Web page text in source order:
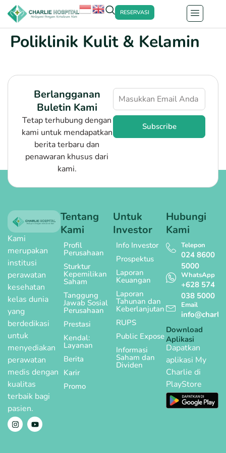
RESERVASI
Poliklinik Kulit & Kelamin
Berlangganan
Buletin Kami
Tetap terhubung dengan
kami untuk mendapatkan
berita terbaru dan
penawaran khusus dari
kami.
Subscribe
Kami
merupakan
institusi
perawatan
kesehatan
kelas dunia
yang
berdedikasi
untuk
menyediakan
perawatan
medis dengan
kualitas
terbaik bagi
pasien.
Tentang
Kami
Profil
Perusahaan
Sturktur
Kepemilikan
Saham
Tanggung
Jawab Sosial
Perusahaan
Prestasi
Kendal:
Layanan
Berita
Karir
Promo
Untuk
Investor
Info Investor
Prospektus
Laporan
Keuangan
Laporan
Tahunan dan
Keberlanjutan
RUPS
Public Expose
Informasi
Saham dan
Dividen
Hubungi
Kami
Telepon
024 8600
5000
WhatsApp
+628 574
038 5000
Email
Download
Aplikasi
Dapatkan
aplikasi My
Charlie di
PlayStore